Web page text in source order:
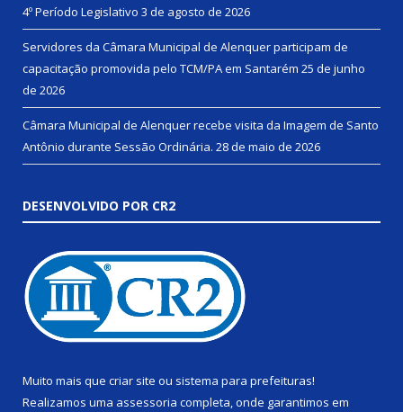
4º Período Legislativo 3 de agosto de 2026
Servidores da Câmara Municipal de Alenquer participam de
capacitação promovida pelo TCM/PA em Santarém 25 de junho
de 2026
Câmara Municipal de Alenquer recebe visita da Imagem de Santo
Antônio durante Sessão Ordinária. 28 de maio de 2026
DESENVOLVIDO POR CR2
Muito mais que criar site ou sistema para prefeituras!
Realizamos uma assessoria completa, onde garantimos em